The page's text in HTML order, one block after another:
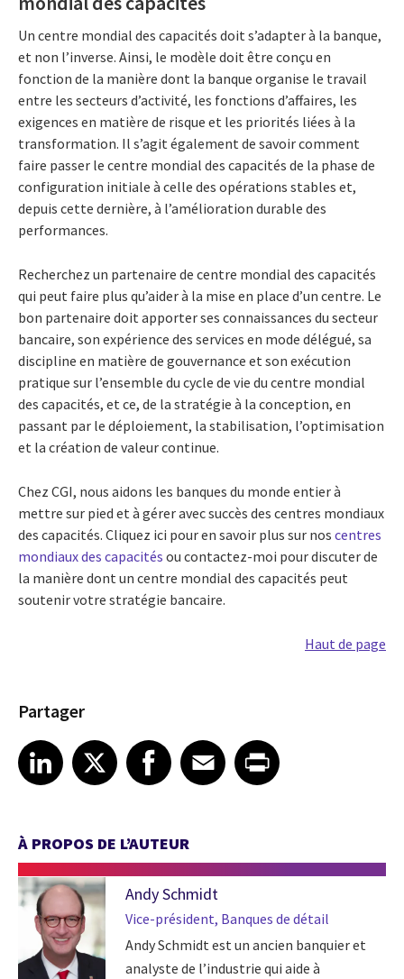
Un centre mondial des capacités doit s’adapter à la banque,
et non l’inverse. Ainsi, le modèle doit être conçu en
fonction de la manière dont la banque organise le travail
entre les secteurs d’activité, les fonctions d’affaires, les
exigences en matière de risque et les priorités liées à la
transformation. Il s’agit également de savoir comment
faire passer le centre mondial des capacités de la phase de
configuration initiale à celle des opérations stables et,
depuis cette dernière, à l’amélioration durable des
performances.
Recherchez un partenaire de centre mondial des capacités
qui peut faire plus qu’aider à la mise en place d’un centre. Le
bon partenaire doit apporter ses connaissances du secteur
bancaire, son expérience des services en mode délégué, sa
discipline en matière de gouvernance et son exécution
pratique sur l’ensemble du cycle de vie du centre mondial
des capacités, et ce, de la stratégie à la conception, en
passant par le déploiement, la stabilisation, l’optimisation
et la création de valeur continue.
Chez CGI, nous aidons les banques du monde entier à
mettre sur pied et à gérer avec succès des centres mondiaux
des capacités. Cliquez ici pour en savoir plus sur nos centres
mondiaux des capacités ou contactez-moi pour discuter de
la manière dont un centre mondial des capacités peut
soutenir votre stratégie bancaire.
Haut de page
Partager
Share article on LinkedIn
LinkedIn
Share article on XShare article on Facebook
Facebook
Share article on Email
EmailShare article on Print
À PROPOS DE L’AUTEUR
Andy Schmidt
Vice-président, Banques de détail
Andy Schmidt est un ancien banquier et
analyste de l’industrie qui aide à